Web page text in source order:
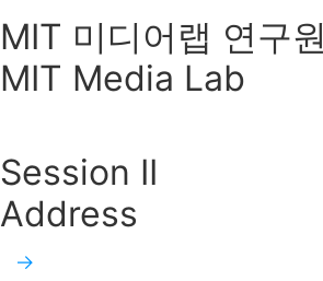
MIT 미디어랩 연구원
MIT Media Lab
Session II
Address